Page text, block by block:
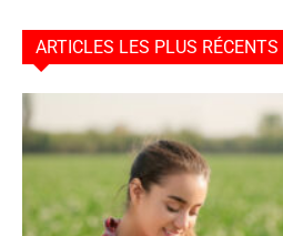
ARTICLES LES PLUS RÉCENTS